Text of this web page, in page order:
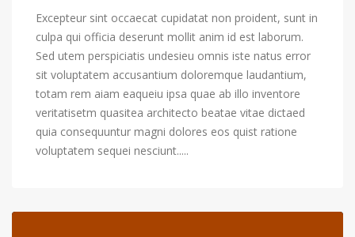
Excepteur sint occaecat cupidatat non proident, sunt in
culpa qui officia deserunt mollit anim id est laborum.
Sed utem perspiciatis undesieu omnis iste natus error
sit voluptatem accusantium doloremque laudantium,
totam rem aiam eaqueiu ipsa quae ab illo inventore
veritatisetm quasitea architecto beatae vitae dictaed
quia consequuntur magni dolores eos quist ratione
voluptatem sequei nesciunt.....